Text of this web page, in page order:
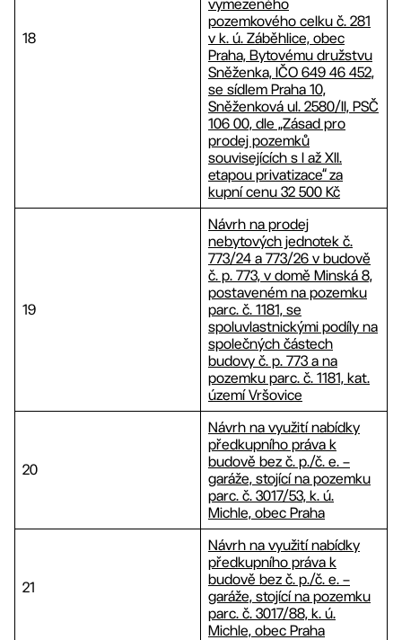
18
vymezeného
pozemkového celku č. 281
v k. ú. Záběhlice, obec
Praha, Bytovému družstvu
Sněženka, IČO 649 46 452,
se sídlem Praha 10,
Sněženková ul. 2580/II, PSČ
106 00, dle „Zásad pro
prodej pozemků
souvisejících s I až XII.
etapou privatizace“ za
kupní cenu 32 500 Kč
19
Návrh na prodej
nebytových jednotek č.
773/24 a 773/26 v budově
č. p. 773, v domě Minská 8,
postaveném na pozemku
parc. č. 1181, se
spoluvlastnickými podíly na
společných částech
budovy č. p. 773 a na
pozemku parc. č. 1181, kat.
území Vršovice
20
Návrh na využití nabídky
předkupního práva k
budově bez č. p./č. e. –
garáže, stojící na pozemku
parc. č. 3017/53, k. ú.
Michle, obec Praha
21
Návrh na využití nabídky
předkupního práva k
budově bez č. p./č. e. –
garáže, stojící na pozemku
parc. č. 3017/88, k. ú.
Michle, obec Praha